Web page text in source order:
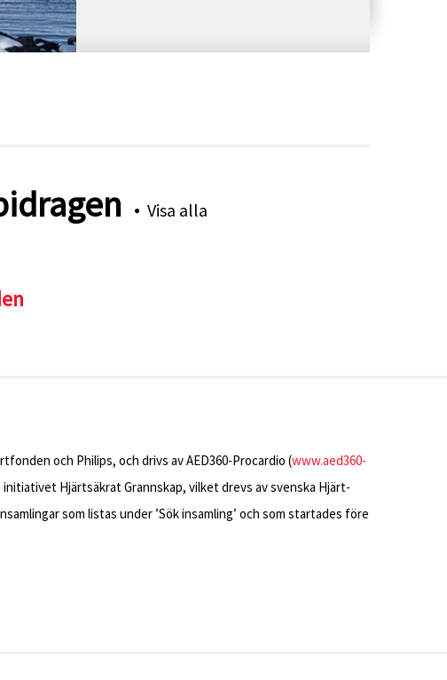
Visa alla
och Philips, och drivs av AED360-Procardio (www.aed360-
Hjärtsäkrat Grannskap, vilket drevs av svenska Hjärt-
som listas under ’Sök insamling’ och som startades före